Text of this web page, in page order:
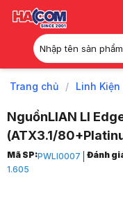
Nhập tên sản
Trang chủ / Linh
NguồnLIAN LI
(ATX3.1/
Trang chủ
1
Mã SP:PWLI0007 Đánh
1.605